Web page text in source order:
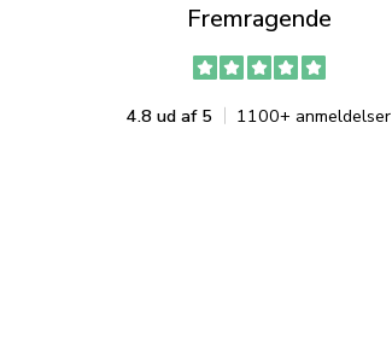
Fremragende
4.8 ud af 5 1100+ anmeldelser